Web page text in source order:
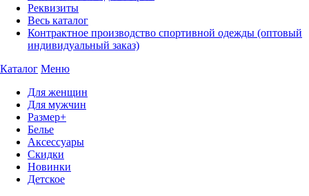
Реквизиты
Весь каталог
Контрактное производство спортивной одежды (оптовый
индивидуальный заказ)
Каталог Меню
Для женщин
Для мужчин
Размер+
Белье
Аксессуары
Скидки
Новинки
Детское